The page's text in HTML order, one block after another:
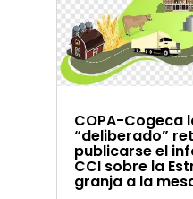
COPA-Cogeca
“deliberado”
publicarse el
CCI sobre la
granja a la